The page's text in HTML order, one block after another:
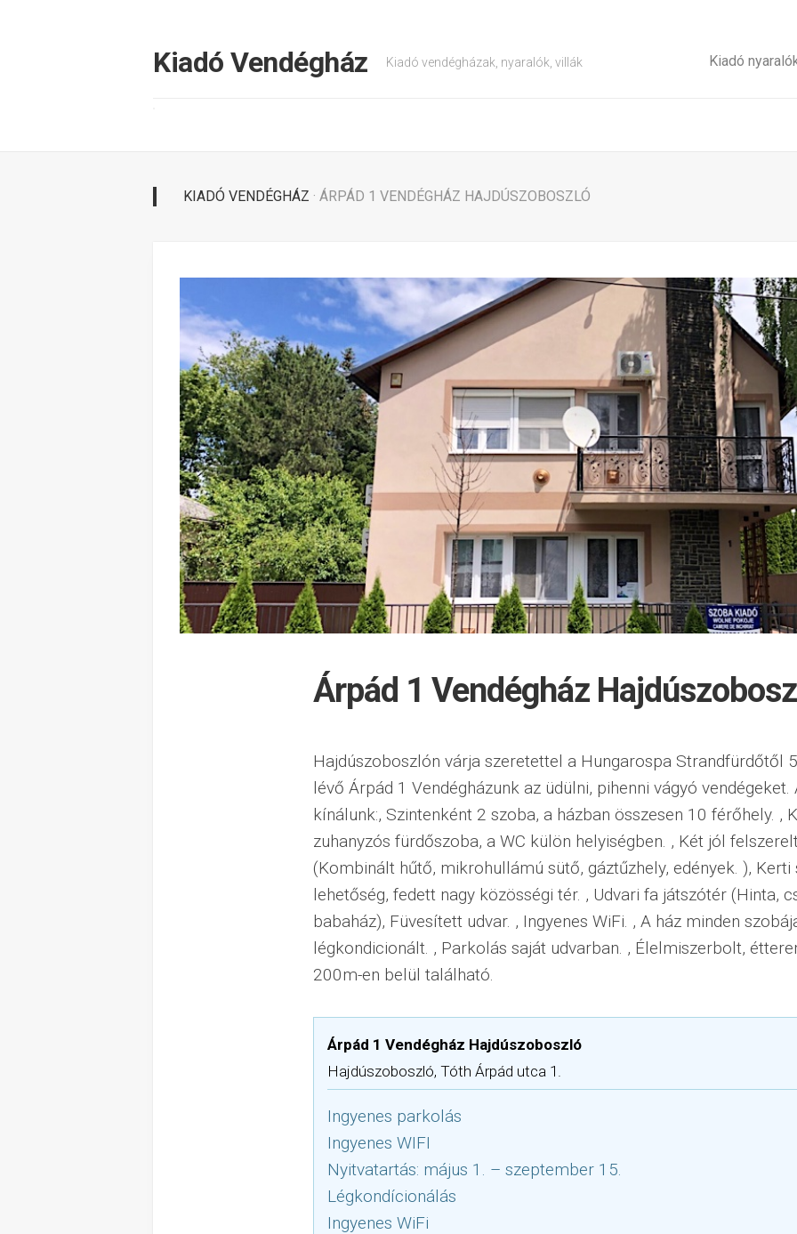
Kiadó Vendégház Kiadó vendégházak, nyaralók, villák Kiadó
KIADÓ VENDÉGHÁZ · ÁRPÁD 1 VENDÉGHÁZ HAJDÚSZOBOSZLÓ
Árpád 1 Vendégház
Hajdúszoboszlón várja szeretettel a Hungarospa Strandfürdőtől
lévő Árpád 1 Vendégházunk az üdülni, pihenni vágyó vendégeket.
kínálunk:, Szintenként 2 szoba, a házban összesen 10 férőhely. ,
zuhanyzós fürdőszoba, a WC külön helyiségben. , Két jól
(Kombinált hűtő, mikrohullámú sütő, gáztűzhely, edények. ), Kerti
lehetőség, fedett nagy közösségi tér. , Udvari fa játszótér (Hinta,
babaház), Füvesített udvar. , Ingyenes WiFi. , A ház minden
légkondicionált. , Parkolás saját udvarban. , Élelmiszerbolt,
200m-en belül található.
Árpád 1 Vendégház Hajdúszoboszló
Hajdúszoboszló, Tóth Árpád utca 1.
Ingyenes parkolás
Ingyenes WIFI
Nyitvatartás: május 1. – szeptember 15.
Légkondícionálás
Ingyenes WiFi